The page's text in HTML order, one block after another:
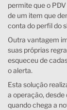
permite que o
de um item que
conta do perfil do
Outra vantagem
suas próprias
esqueceu de
o alerta.
Esta solução
a operação, desde
quando chega a